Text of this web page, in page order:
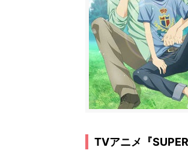
TVアニメ『